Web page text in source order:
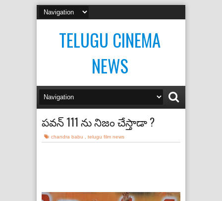
TELUGU CINEMA
NEWS
పవన్ 111 ను నిజం చేస్తాడా ?
chandra babu telugu film news